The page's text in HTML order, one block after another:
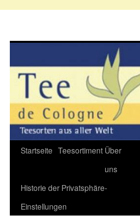
Zum
springen
Startseite Teesortiment Über
uns
Historie der Privatsphäre-
Einstellungen